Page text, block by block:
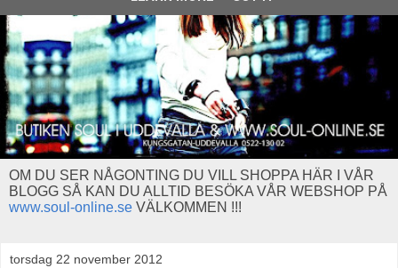
OM DU SER NÅGONTING DU VILL SHOPPA HÄR I VÅR
BLOGG SÅ KAN DU ALLTID BESÖKA VÅR WEBSHOP PÅ
www.soul-online.se VÄLKOMMEN !!!
torsdag 22 november 2012